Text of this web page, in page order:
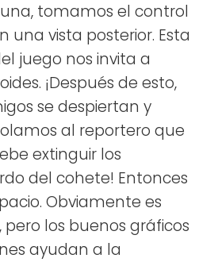
tomamos el control
una vista posterior. Esta
juego nos invita a
¡Después de esto,
se despiertan y
al reportero que
extinguir los
del cohete! Entonces
Obviamente es
los buenos gráficos
ayudan a la